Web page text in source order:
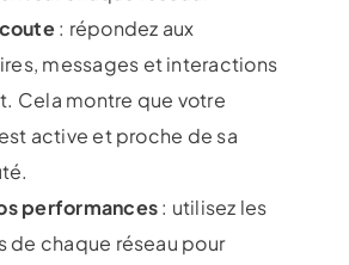
: répondez aux
messages et interactions
Cela montre que votre
active et proche de sa
performances: utilisez les
de chaque réseau pour